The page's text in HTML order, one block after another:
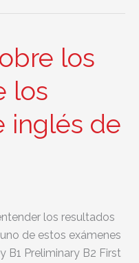
los
los
inglés de
los resultados
de estos exámenes
B1 Preliminary B2 First